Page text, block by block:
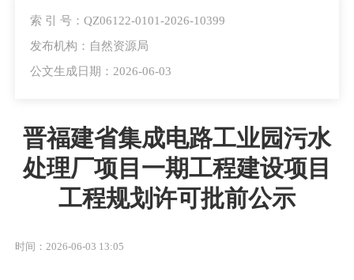
索 引 号：QZ06122-0101-2026-10399
发布机构：自然资源局
公文生成日期：2026-06-03
晋福建省集成电路工业园污水
处理厂项目一期工程建设项目
工程规划许可批前公示
时间：2026-06-03 13:05